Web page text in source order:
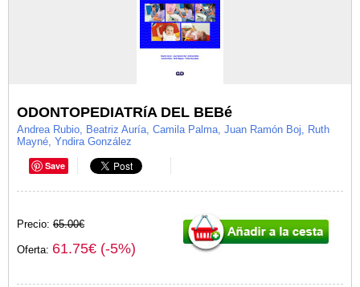
ODONTOPEDIATRíA DEL BEBé
Andrea Rubio, Beatriz Auría, Camila Palma, Juan Ramón Boj, Ruth
Mayné, Yndira González
Save
Precio: 65.00€
Oferta: 61.75€ (-5%)